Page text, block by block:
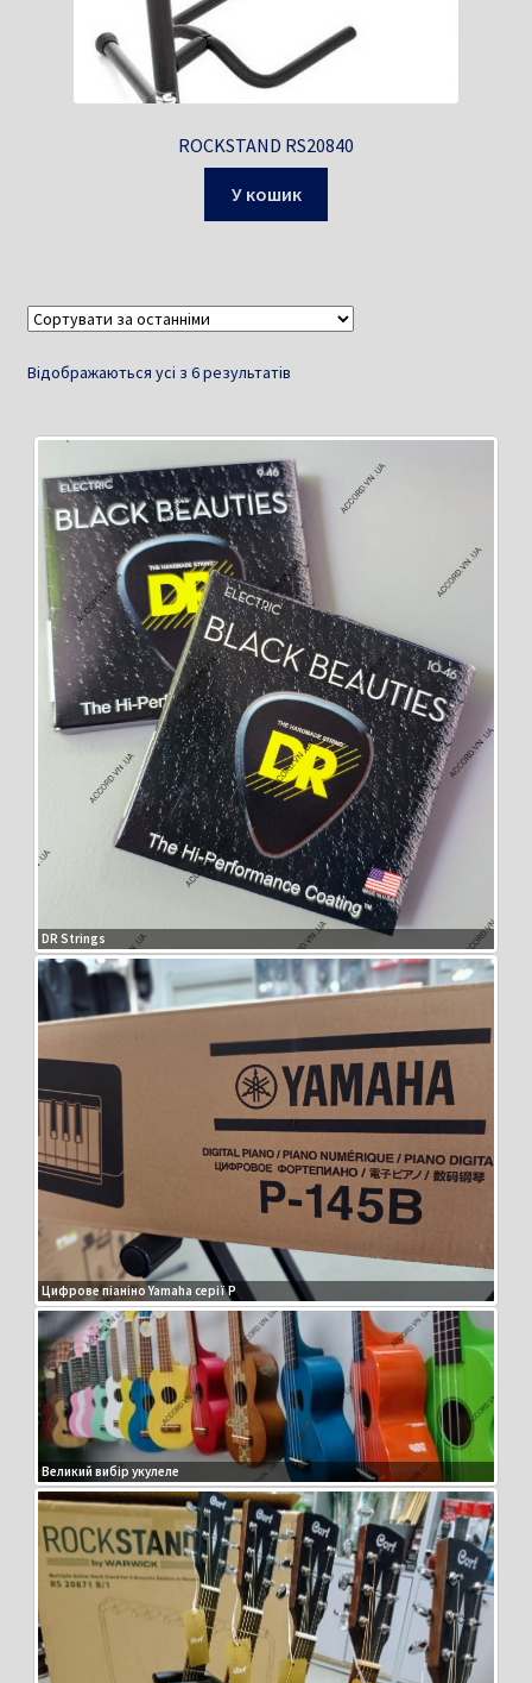
ROCKSTAND RS20840
У кошик
Відображаються усі з 6 результатівSorted
DR Strings
Цифрове піаніно Yamaha серії P
Великий вибір укулеле